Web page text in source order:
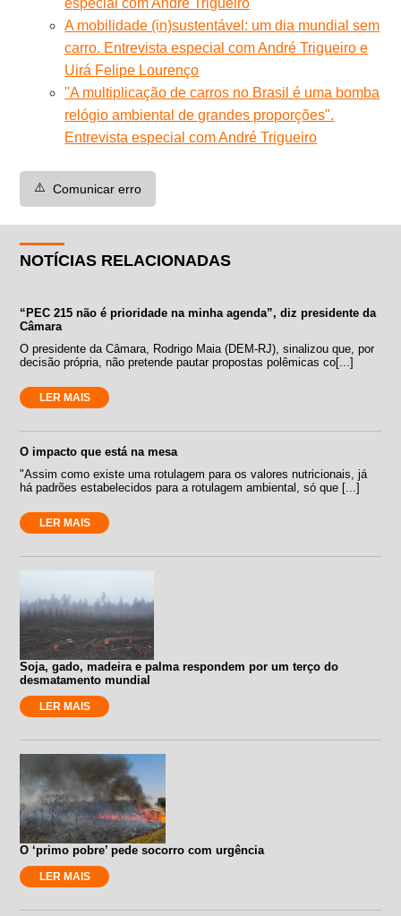
A mobilidade (in)sustentável: um dia mundial sem
carro. Entrevista especial com André Trigueiro e
Uirá Felipe Lourenço
"A multiplicação de carros no Brasil é uma bomba
relógio ambiental de grandes proporções".
Entrevista especial com André Trigueiro
⚠️ Comunicar erro
NOTÍCIAS RELACIONADAS
“PEC 215 não é prioridade na minha agenda”, diz presidente da
Câmara
O presidente da Câmara, Rodrigo Maia (DEM-RJ), sinalizou que, por
decisão própria, não pretende pautar propostas polêmicas co[...]
LER MAIS
O impacto que está na mesa
"Assim como existe uma rotulagem para os valores nutricionais, já
há padrões estabelecidos para a rotulagem ambiental, só que [...]
LER MAIS
Soja, gado, madeira e palma respondem por um terço do
desmatamento mundial
LER MAIS
O ‘primo pobre’ pede socorro com urgência
LER MAIS